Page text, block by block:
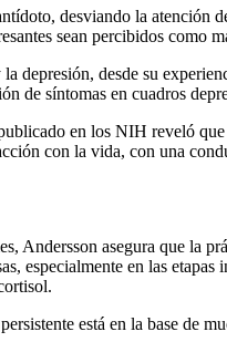
desviando la atención
sean percibidos como
depresión, desde su
de síntomas en cuadros
en los NIH reveló
con la vida, con una
Andersson asegura que la
especialmente en las
está en la base de